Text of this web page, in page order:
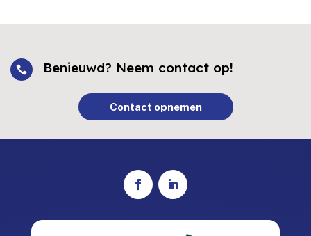
 Benieuwd? Neem contact op!
Contact opnemen